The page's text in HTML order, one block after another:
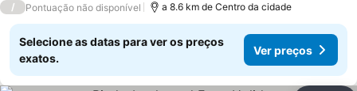
/ Pontuação não disponível a 8.6 km de Centro da cidade
Selecione as datas para ver os preços
exatos.
Ver preços